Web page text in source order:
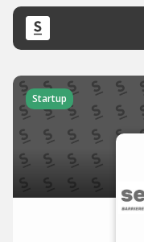
Startup